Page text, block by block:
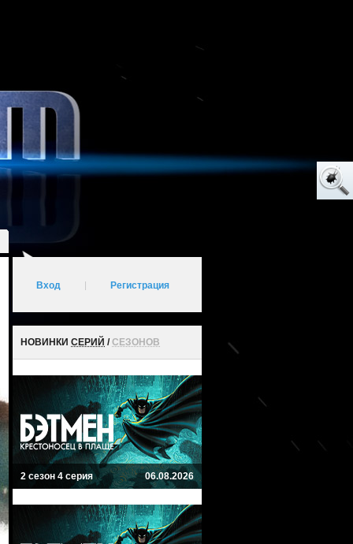
Вход Регистрация
НОВИНКИ СЕРИЙ /СЕЗОНОВ
2 сезон 4 серия 06.08.2026